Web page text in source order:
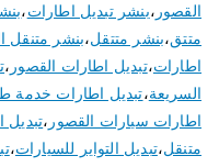
القصور ،بنشر تبديل اطارات،
متتق،بنشر متتقل،بنشر متنقل
اطارات،تبديل اطارات القصور ،
السريعة،تبديل اطارات خدمة
اطارات سيارات القصور ،تبديل
متنقل،تبديل التواير للسيارات،